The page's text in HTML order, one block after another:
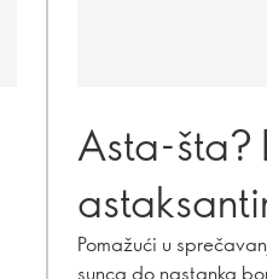
Asta-šta?
za zdravu
Pomažući u
sunca do nastanka